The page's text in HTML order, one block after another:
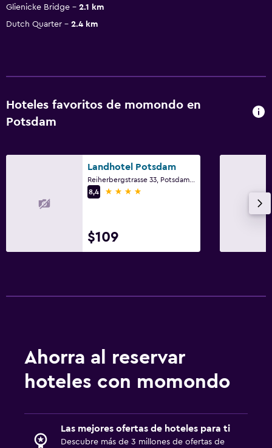
Glienicke Bridge
2.1 km
Dutch Quarter
2.4 km
Hoteles favoritos de momondo en
Potsdam
Landhotel Potsdam
8,4
4 estrellas
$109
Ahorra al reservar
hoteles con momondo
Las mejores ofertas de hoteles para ti
Descubre más de 3 millones de ofertas de